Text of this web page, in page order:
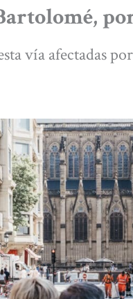
vía afectadas